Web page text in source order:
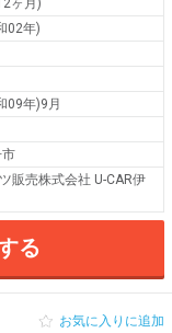
ヶ月)
02年)
09年)9月
販売株式会社 U-CAR伊
る
お気に入りに追加